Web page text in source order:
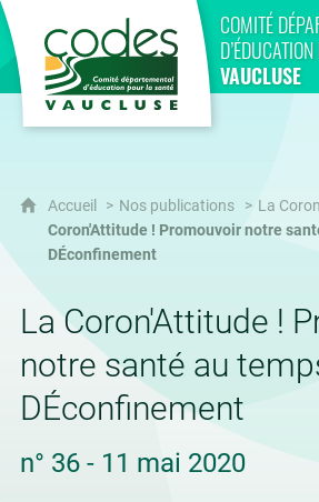
COMITÉ
VAUCLUSE
CoDES 84
Accueil Nos publications La
Coron'Attitude ! Promouvoir notre
DÉconfinement
La Coron'Attitude !
notre santé au
DÉconfinement
n° 36 - 11 mai 2020